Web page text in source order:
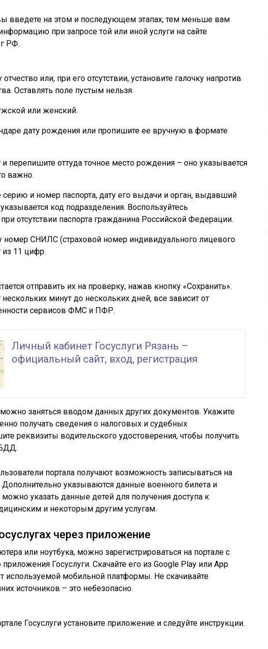
введете на этом и последующем этапах, тем меньше вам
при запросе той или иной услуги на сайте
РФ.
или, при его отсутствии, установите галочку напротив
. Оставлять поле пустым нельзя.
или женский.
дату рождения или пропишите ее вручную в формате
и перепишите оттуда точное место рождения – оно указывается
важно.
и номер паспорта, дату его выдачи и орган, выдавший
код подразделения. Воспользуйтесь
отсутствии паспорта гражданина Российской Федерации.
СНИЛС (страховой номер индивидуального лицевого
из 11 цифр.
отправить их на проверку, нажав кнопку «Сохранить».
минут до нескольких дней, все зависит от
сервисов ФМС и ПФР.
Личный кабинет Госуслуги Рязань –
официальный сайт, вход, регистрация
заняться вводом данных других документов. Укажите
получать сведения о налоговых и судебных
реквизиты водительского удостоверения, чтобы получить
портала получают возможность записываться на
указываются данные военного билета и
можно указать данные детей для получения доступа к
и некоторым другим услугам.
через приложение
или ноутбука, можно зарегистрироваться на портале с
Госуслуги. Скачайте его из Google Play или App
используемой мобильной платформы. Не скачивайте
источников – это небезопасно.
Госуслуги установите приложение и следуйте инструкции.